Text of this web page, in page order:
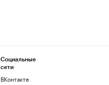
Социальные
сети
ВКонтакте